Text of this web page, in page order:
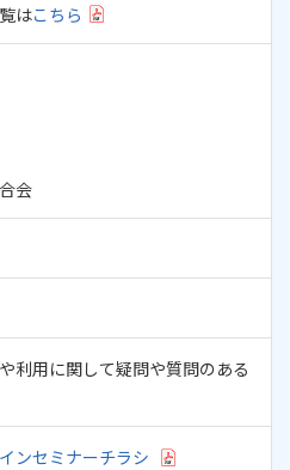
はこちら
会
利用に関して疑問や質問のある
ンセミナーチラシ